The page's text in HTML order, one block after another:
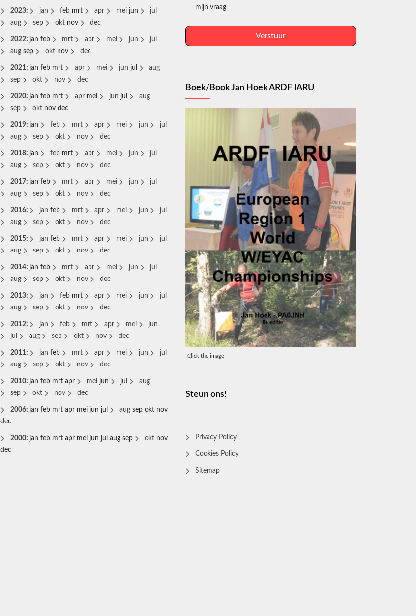
2023: jan feb mrt apr mei jun
jul
aug
sep okt nov dec
2022: jan feb mrt apr mei jun
jul
aug sep okt nov dec
2021: jan feb mrt apr mei jun jul
aug
sep
okt nov dec
2020: jan feb mrt apr mei jun jul
aug
sep
okt nov dec
2019: jan feb mrt apr mei jun
jul
aug
sep okt nov dec
2018: jan feb mrt apr mei jun
jul
aug
sep okt nov dec
2017: jan feb mrt apr mei jun
jul
aug
sep okt nov dec
2016: jan feb mrt apr mei jun
jul
aug
sep okt nov dec
2015: jan feb mrt apr mei jun
jul
aug
sep okt nov dec
2014: jan feb mrt apr mei jun
jul
aug
sep okt nov dec
2013: jan feb mrt apr mei jun
jul
aug
sep okt nov dec
2012: jan feb mrt apr mei
jun
jul
aug sep okt nov dec
2011: jan feb mrt apr mei jun
jul
aug
sep okt nov dec
2010: jan feb mrt apr mei jun jul
aug
sep
okt nov dec
2006: jan feb mrt apr mei jun jul aug sep okt nov
dec
2000: jan feb mrt apr mei jun jul aug sep okt nov
dec
mijn vraag
Verstuur
Boek/Book Jan Hoek ARDF IARU
Click the image
Steun ons!
Privacy Policy
Cookies Policy
Sitemap